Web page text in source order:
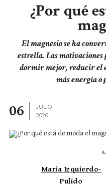
¿Por qué
El magnesio se ha
estrella. Las
dormir mejor, reducir el
más energía
06
JULIO
2026
Maria Izquierdo-
Pulido